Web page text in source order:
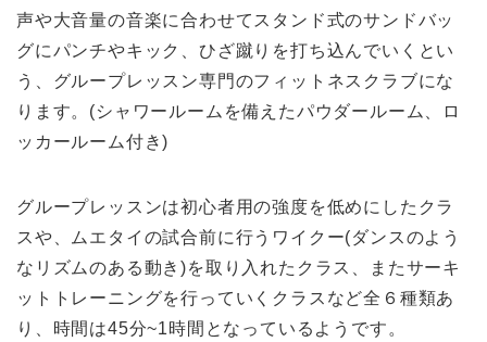
声や大音量の音楽に合わせてスタンド式のサンドバッ
グにパンチやキック、ひざ蹴りを打ち込んでいくとい
う、グループレッスン専門のフィットネスクラブにな
ります。(シャワールームを備えたパウダールーム、ロ
ッカールーム付き)
グループレッスンは初心者用の強度を低めにしたクラ
スや、ムエタイの試合前に行うワイクー(ダンスのよう
なリズムのある動き)を取り入れたクラス、またサーキ
ットトレーニングを行っていくクラスなど全６種類あ
り、時間は45分~1時間となっているようです。